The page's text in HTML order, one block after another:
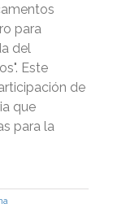
para
del
Este
de
que
para la